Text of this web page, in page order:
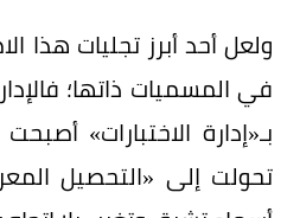
ولعل أحد أبرز تجليات هذا
في المسميات ذاتها؛
بـ«إدارة الاختبارات»
تحولت إلى «التحصيل